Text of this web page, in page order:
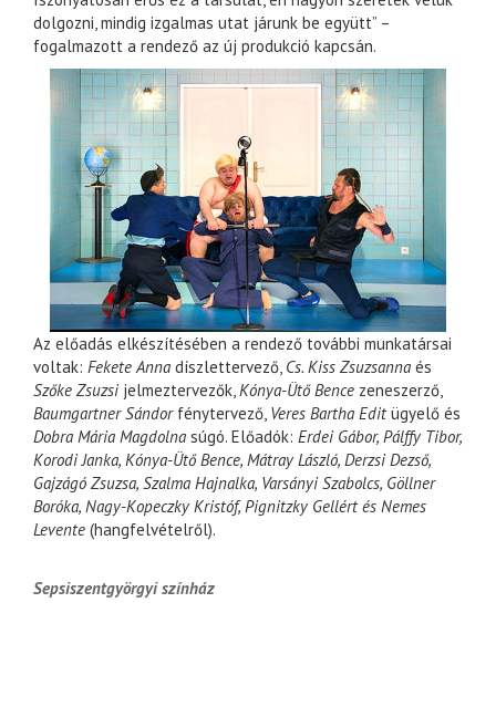
dolgozni, mindig izgalmas utat járunk be együtt” –
fogalmazott a rendező az új produkció kapcsán.
Az előadás elkészítésében a rendező további munkatársai
voltak: Fekete Anna díszlettervező, Cs. Kiss Zsuzsanna és
Szőke Zsuzsi jelmeztervezők,Kónya-Ütő Bence zeneszerző,
Baumgartner Sándorfénytervező, Veres Bartha Editügyelő és
Dobra Mária Magdolna súgó. Előadók: Erdei Gábor, Pálffy Tibor,
Korodi Janka, Kónya-Ütő Bence, Mátray László, Derzsi Dezső,
Gajzágó Zsuzsa, Szalma Hajnalka, Varsányi Szabolcs, Göllner
Boróka, Nagy-Kopeczky Kristóf, Pignitzky Gellért és Nemes
Levente (hangfelvételről).
Sepsiszentgyörgyi színház